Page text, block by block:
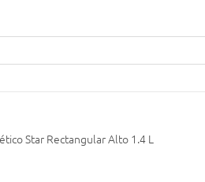
Star Rectangular Alto 1.4 L